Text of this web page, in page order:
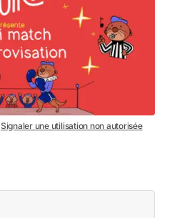
Signaler une utilisation non autorisée